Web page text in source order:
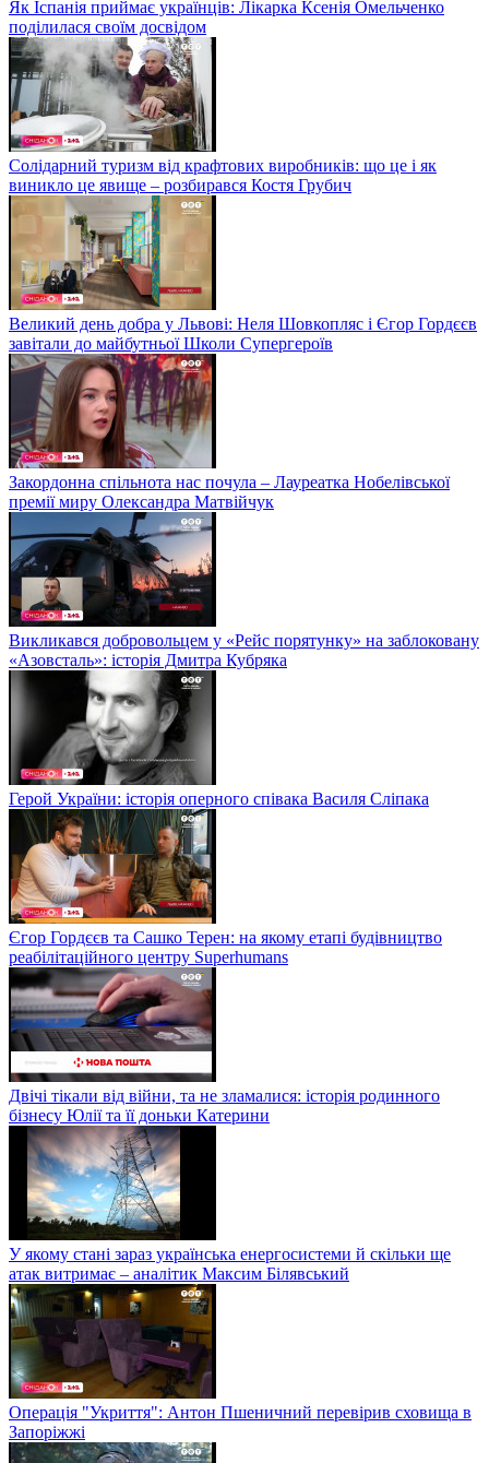
Як Іспанія приймає українців: Лікарка Ксенія Омельченко
поділилася своїм досвідом
Солідарний туризм від крафтових виробників: що це і як
виникло це явище – розбирався Костя Грубич
Великий день добра у Львові: Неля Шовкопляс і Єгор Гордєєв
завітали до майбутньої Школи Супергероїв
Закордонна спільнота нас почула – Лауреатка Нобелівської
премії миру Олександра Матвійчук
Викликався добровольцем у «Рейс порятунку» на заблоковану
«Азовсталь»: історія Дмитра Кубряка
Герой України: історія оперного співака Василя Сліпака
Єгор Гордєєв та Сашко Терен: на якому етапі будівництво
реабілітаційного центру Superhumans
Двічі тікали від війни, та не зламалися: історія родинного
бізнесу Юлії та її доньки Катерини
У якому стані зараз українська енергосистеми й скільки ще
атак витримає – аналітик Максим Білявський
Операція "Укриття": Антон Пшеничний перевірив сховища в
Запоріжжі